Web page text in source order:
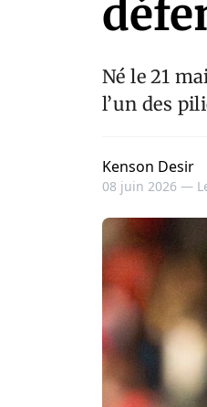
Né le 21
l’un des
Kenson Desir
08 juin 2026 —